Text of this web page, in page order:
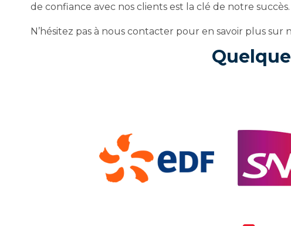
de confiance avec nos clients est la clé de notre succès.
N’hésitez pas à nous contacter pour en savoir plus sur